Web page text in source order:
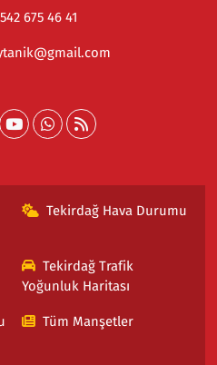
675 46 41
Tekirdağ Hava Durumu
Tekirdağ Trafik
Yoğunluk Haritası
Tüm Manşetler